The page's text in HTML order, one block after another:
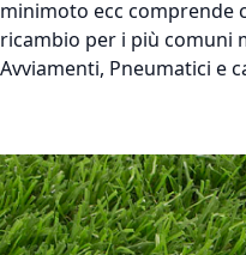
minimoto ecc comprende
ricambio per i più comuni
Avviamenti, Pneumatici e